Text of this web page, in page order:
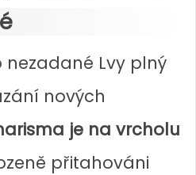
nezadané Lvy plný
nových
je na vrcholu
přitahováni